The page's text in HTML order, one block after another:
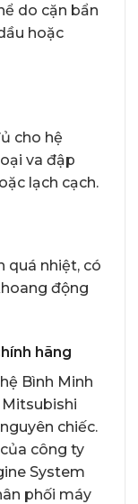
do cặn bẩn
hoặc
cho hệ
va đập
lạch cạch.
quá nhiệt, có
động
hãng
Bình Minh
chiếc.
công ty
System
phối máy